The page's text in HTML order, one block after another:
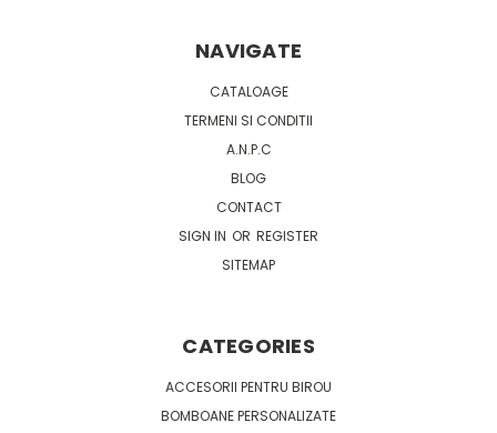
NAVIGATE
CATALOAGE
TERMENI SI CONDITII
A.N.P.C
BLOG
CONTACT
SIGN IN OR REGISTER
SITEMAP
CATEGORIES
ACCESORII PENTRU BIROU
BOMBOANE PERSONALIZATE